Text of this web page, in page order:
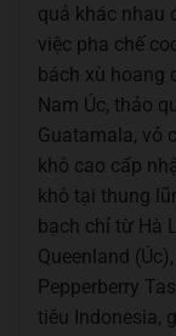
quả khác nhau
việc pha chế
bách xù hoang
Nam Úc, thảo
Guatamala, vỏ
khô cao cấp
khô tại thung
bạch chỉ từ Hà
Queenland
Pepperberry
tiêu Indonesia,